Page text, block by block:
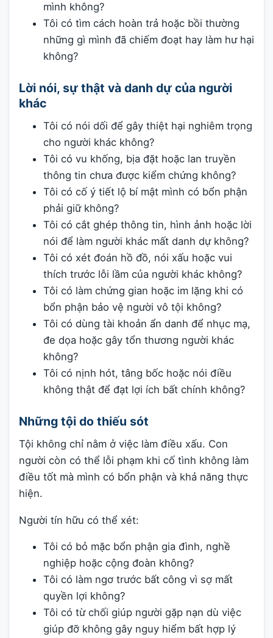
mình không?
Tôi có tìm cách hoàn trả hoặc bồi thường
những gì mình đã chiếm đoạt hay làm hư hại
không?
Lời nói, sự thật và danh dự của người
khác
Tôi có nói dối để gây thiệt hại nghiêm trọng
cho người khác không?
Tôi có vu khống, bịa đặt hoặc lan truyền
thông tin chưa được kiểm chứng không?
Tôi có cố ý tiết lộ bí mật mình có bổn phận
phải giữ không?
Tôi có cắt ghép thông tin, hình ảnh hoặc lời
nói để làm người khác mất danh dự không?
Tôi có xét đoán hồ đồ, nói xấu hoặc vui
thích trước lỗi lầm của người khác không?
Tôi có làm chứng gian hoặc im lặng khi có
bổn phận bảo vệ người vô tội không?
Tôi có dùng tài khoản ẩn danh để nhục mạ,
đe dọa hoặc gây tổn thương người khác
không?
Tôi có nịnh hót, tâng bốc hoặc nói điều
không thật để đạt lợi ích bất chính không?
Những tội do thiếu sót
Tội không chỉ nằm ở việc làm điều xấu. Con
người còn có thể lỗi phạm khi cố tình không làm
điều tốt mà mình có bổn phận và khả năng thực
hiện.
Người tín hữu có thể xét:
Tôi có bỏ mặc bổn phận gia đình, nghề
nghiệp hoặc cộng đoàn không?
Tôi có làm ngơ trước bất công vì sợ mất
quyền lợi không?
Tôi có từ chối giúp người gặp nạn dù việc
giúp đỡ không gây nguy hiểm bất hợp lý